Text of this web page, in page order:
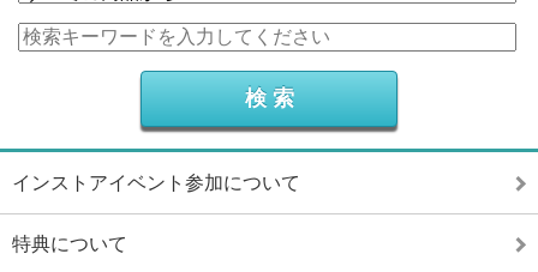
インストアイベント参加について
特典について